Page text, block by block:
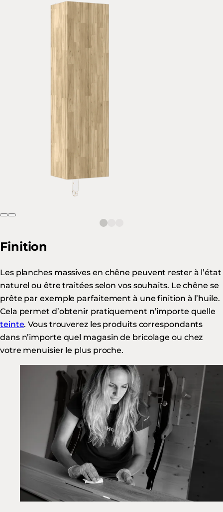
Finition
Les planches massives en chêne peuvent rester à l’état
naturel ou être traitées selon vos souhaits. Le chêne se
prête par exemple parfaitement à une finition à l’huile.
Cela permet d’obtenir pratiquement n’importe quelle
teinte. Vous trouverez les produits correspondants
dans n’importe quel magasin de bricolage ou chez
votre menuisier le plus proche.